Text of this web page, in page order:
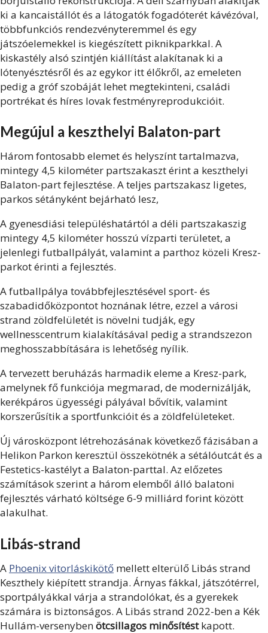
ki a kancaistállót és a látogatók fogadóterét kávézóval,
többfunkciós rendezvényteremmel és egy
játszóelemekkel is kiegészített piknikparkkal. A
kiskastély alsó szintjén kiállítást alakítanak ki a
lótenyésztésről és az egykor itt élőkről, az emeleten
pedig a gróf szobáját lehet megtekinteni, családi
portrékat és híres lovak festményreprodukcióit.
Megújul a keszthelyi Balaton-part
Három fontosabb elemet és helyszínt tartalmazva,
mintegy 4,5 kilométer partszakaszt érint a keszthelyi
Balaton-part fejlesztése. A teljes partszakasz ligetes,
parkos sétányként bejárható lesz,
A gyenesdiási településhatártól a déli partszakaszig
mintegy 4,5 kilométer hosszú vízparti területet, a
jelenlegi futballpályát, valamint a parthoz közeli Kresz-
parkot érinti a fejlesztés.
A futballpálya továbbfejlesztésével sport- és
szabadidőközpontot hoznának létre, ezzel a városi
strand zöldfelületét is növelni tudják, egy
wellnesscentrum kialakításával pedig a strandszezon
meghosszabbítására is lehetőség nyílik.
A tervezett beruházás harmadik eleme a Kresz-park,
amelynek fő funkciója megmarad, de modernizálják,
kerékpáros ügyességi pályával bővítik, valamint
korszerűsítik a sportfunkcióit és a zöldfelületeket.
Új városközpont létrehozásának következő fázisában a
Helikon Parkon keresztül összekötnék a sétálóutcát és a
Festetics-kastélyt a Balaton-parttal. Az előzetes
számítások szerint a három elemből álló balatoni
fejlesztés várható költsége 6-9 milliárd forint között
alakulhat.
Libás-strand
A Phoenix vitorláskikötő mellett elterülő Libás strand
Keszthely kiépített strandja. Árnyas fákkal, játszótérrel,
sportpályákkal várja a strandolókat, és a gyerekek
számára is biztonságos. A Libás strand 2022-ben a Kék
Hullám-versenybenötcsillagos minősítéstkapott.